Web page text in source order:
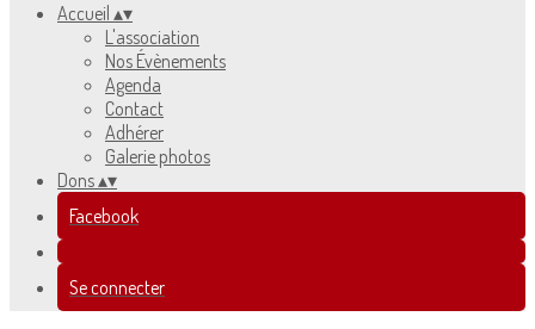
Accueil ▴▾
L'association
Nos Évènements
Agenda
Contact
Adhérer
Galerie photos
Dons▴▾
Facebook
Se connecter